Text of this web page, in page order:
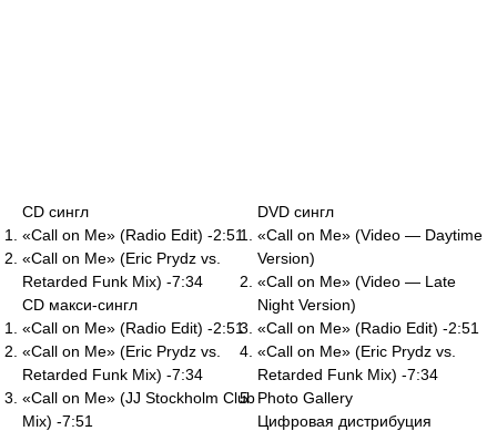
CD сингл
«Call on Me» (Radio Edit) -2:51
«Call on Me» (Eric Prydz vs.
Retarded Funk Mix) -7:34
CD макси-сингл
«Call on Me» (Radio Edit) -2:51
«Call on Me» (Eric Prydz vs.
Retarded Funk Mix) -7:34
«Call on Me» (JJ Stockholm Club
Mix) -7:51
DVD сингл
«Call on Me» (Video — Daytime
Version)
«Call on Me» (Video — Late
Night Version)
«Call on Me» (Radio Edit) -2:51
«Call on Me» (Eric Prydz vs.
Retarded Funk Mix) -7:34
Photo Gallery
Цифровая дистрибуция